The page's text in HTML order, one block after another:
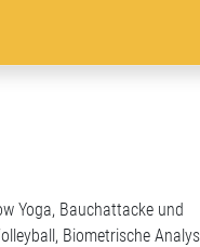
Yoga, Bauchattacke und
Biometrische